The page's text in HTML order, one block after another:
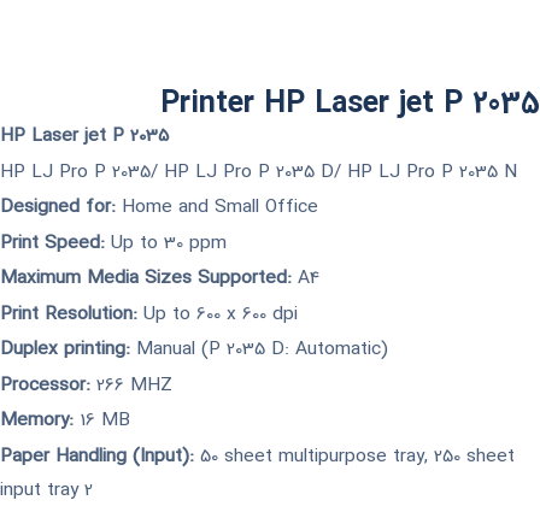
Printer HP Laser jet P 2035​
HP Laser jet P 2035
HP LJ Pro P 2035/ HP LJ Pro P 2035 D/ HP LJ Pro P 2035 N
Designed for: Home and Small Office
Print Speed: Up to 30 ppm
Maximum Media Sizes Supported: A4
Print Resolution: Up to 600 x 600 dpi
Duplex printing: Manual (P 2035 D: Automatic)
Processor: 266 MHZ
Memory: 16 MB
Paper Handling (Input): 50 sheet multipurpose tray, 250 sheet
input tray 2